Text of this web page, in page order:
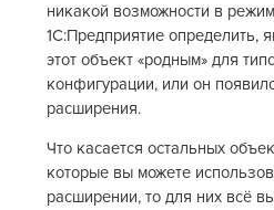
никакой возможности в
1С:Предприятие определить,
этот объект «родным» для
конфигурации, или он
расширения.
Что касается остальных
которые вы можете
расширении, то для них всё